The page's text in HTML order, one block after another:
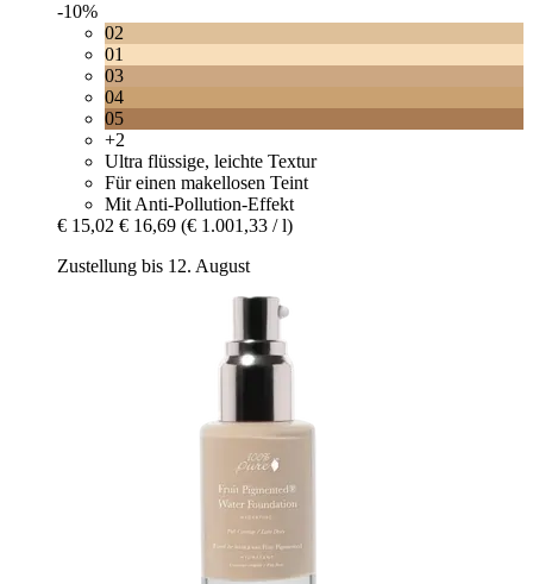
-10%
02
01
03
04
05
+2
Ultra flüssige, leichte Textur
Für einen makellosen Teint
Mit Anti-Pollution-Effekt
€ 15,02 € 16,69 (€ 1.001,33 / l)
Zustellung bis 12. August